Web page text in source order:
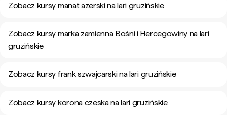
Zobacz kursy manat azerski na lari gruzińskie
Zobacz kursy marka zamienna Bośni i Hercegowiny na lari
gruzińskie
Zobacz kursy frank szwajcarski na lari gruzińskie
Zobacz kursy korona czeska na lari gruzińskie